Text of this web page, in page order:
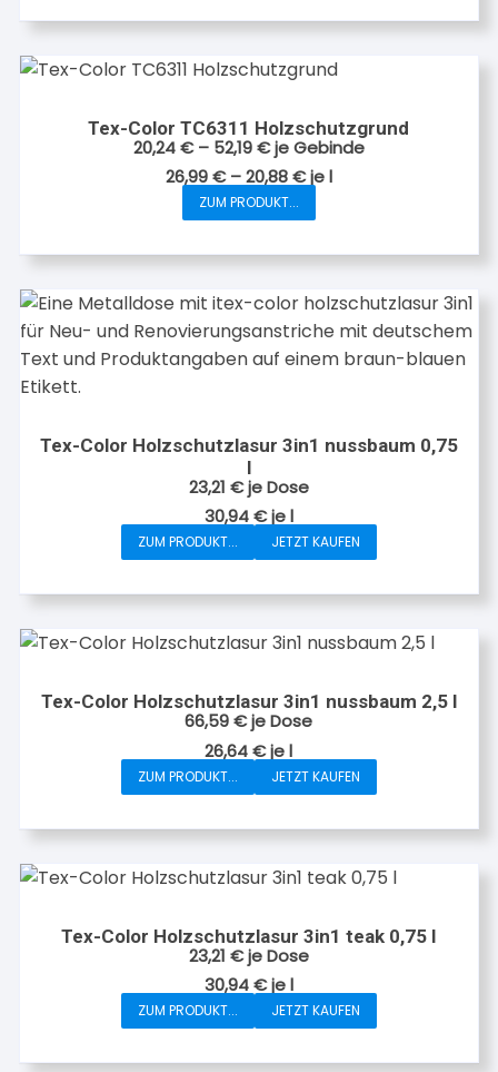
gewählt
weist
mehrere
Varianten
Die
Optionen
können
auf
gewählt
werden
Tex-Color TC6311 Holzschutzgrund
20,24€– 52,19€je Gebinde
26,99€–20,88€jel
ZUM PRODUKT...
Dieses
weist
mehrere
Varianten
auf.
auf
der
Produktseite
gewählt
werden
Tex-Color Holzschutzlasur 3in1 nussbaum 0,75
l
23,21 €je Dose
30,94€jel
ZUM PRODUKT... JETZT KAUFEN
Tex-Color Holzschutzlasur 3in1 nussbaum 2,5 l
66,59€je Dose
26,64€jel
ZUM PRODUKT... JETZT KAUFEN
Tex-Color Holzschutzlasur 3in1 teak 0,75 l
23,21 €je Dose
30,94€jel
ZUM PRODUKT... JETZT KAUFEN